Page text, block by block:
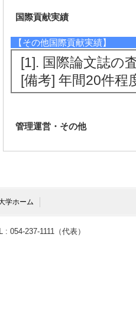
国際貢献実績
【その他国際貢献実績】
[1]. 国際論文誌の
[備考] 年間20件程
管理運営・その他
学ホーム
054-237-1111（代表）